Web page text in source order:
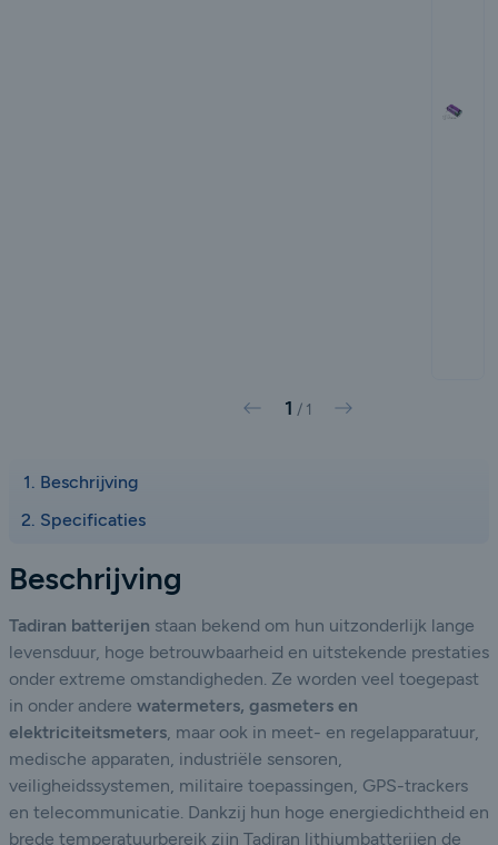
Vorige
1 / 1 Volgende
Beschrijving
Specificaties
Beschrijving
Tadiran batterijen staan bekend om hun uitzonderlijk lange
levensduur, hoge betrouwbaarheid en uitstekende prestaties
onder extreme omstandigheden. Ze worden veel toegepast
in onder andere watermeters, gasmeters en
elektriciteitsmeters, maar ook in meet- en regelapparatuur,
medische apparaten, industriële sensoren,
veiligheidssystemen, militaire toepassingen, GPS-trackers
en telecommunicatie. Dankzij hun hoge energiedichtheid en
brede temperatuurbereik zijn Tadiran lithiumbatterijen de